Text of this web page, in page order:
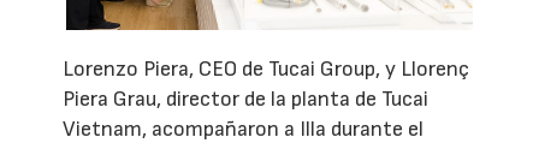
Lorenzo Piera, CEO de Tucai Group, y Llorenç
Piera Grau, director de la planta de Tucai
Vietnam, acompañaron a Illa durante el